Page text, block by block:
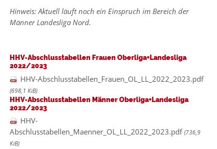
Hinweis: Aktuell läuft noch ein Einspruch im Bereich der
Männer Landesliga Nord.
HHV-Abschlusstabellen Frauen Oberliga+Landesliga
2022/2023
HHV-Abschlusstabellen_Frauen_OL_LL_2022_2023.pdf
(698,1 KiB)
HHV-Abschlusstabellen Männer Oberliga+Landesliga
2022/2023
HHV-
Abschlusstabellen_Maenner_OL_LL_2022_2023.pdf(736,9
KiB)